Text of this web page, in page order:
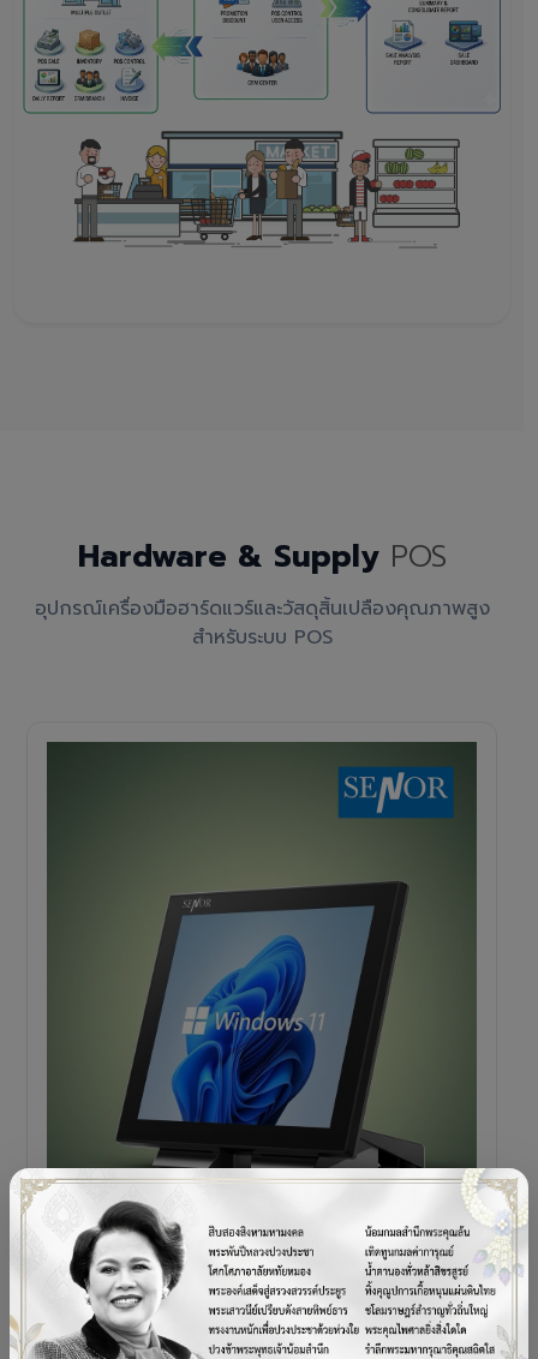
Hardware & Supply POS
อุปกรณ์เครื่องมือฮาร์ดแวร์และวัสดุสิ้นเปลืองคุณภาพสูง
สำหรับระบบ POS
POS TERMINAL